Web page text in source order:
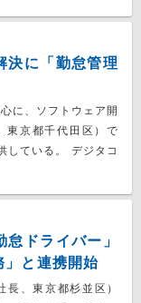
に「勤怠管理
に、ソフトウェア開
東京都千代田区）で
している。 デジタコ
ドライバー」
」と連携開始
長、東京都杉並区）